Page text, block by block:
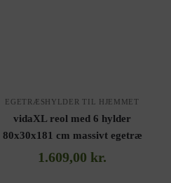
EGETRÆSHYLDER TIL HJEMMET
vidaXL reol med 6 hylder
80x30x181 cm massivt egetræ
1.609,00 kr.